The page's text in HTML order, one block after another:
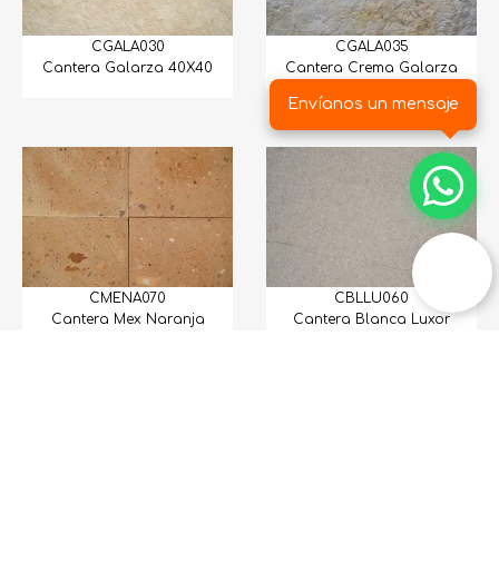
CGALA030
Cantera Galarza 40X40
CGALA035
Cantera Crema Galarza
CMENA070
Cantera Mex Naranja
CBLLU060
Cantera Blanca Luxor
Envíanos un mensaje